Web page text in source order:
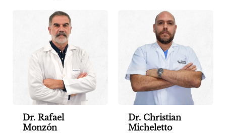
Dr. Rafael
Monzón
Dr. Christian
Micheletto